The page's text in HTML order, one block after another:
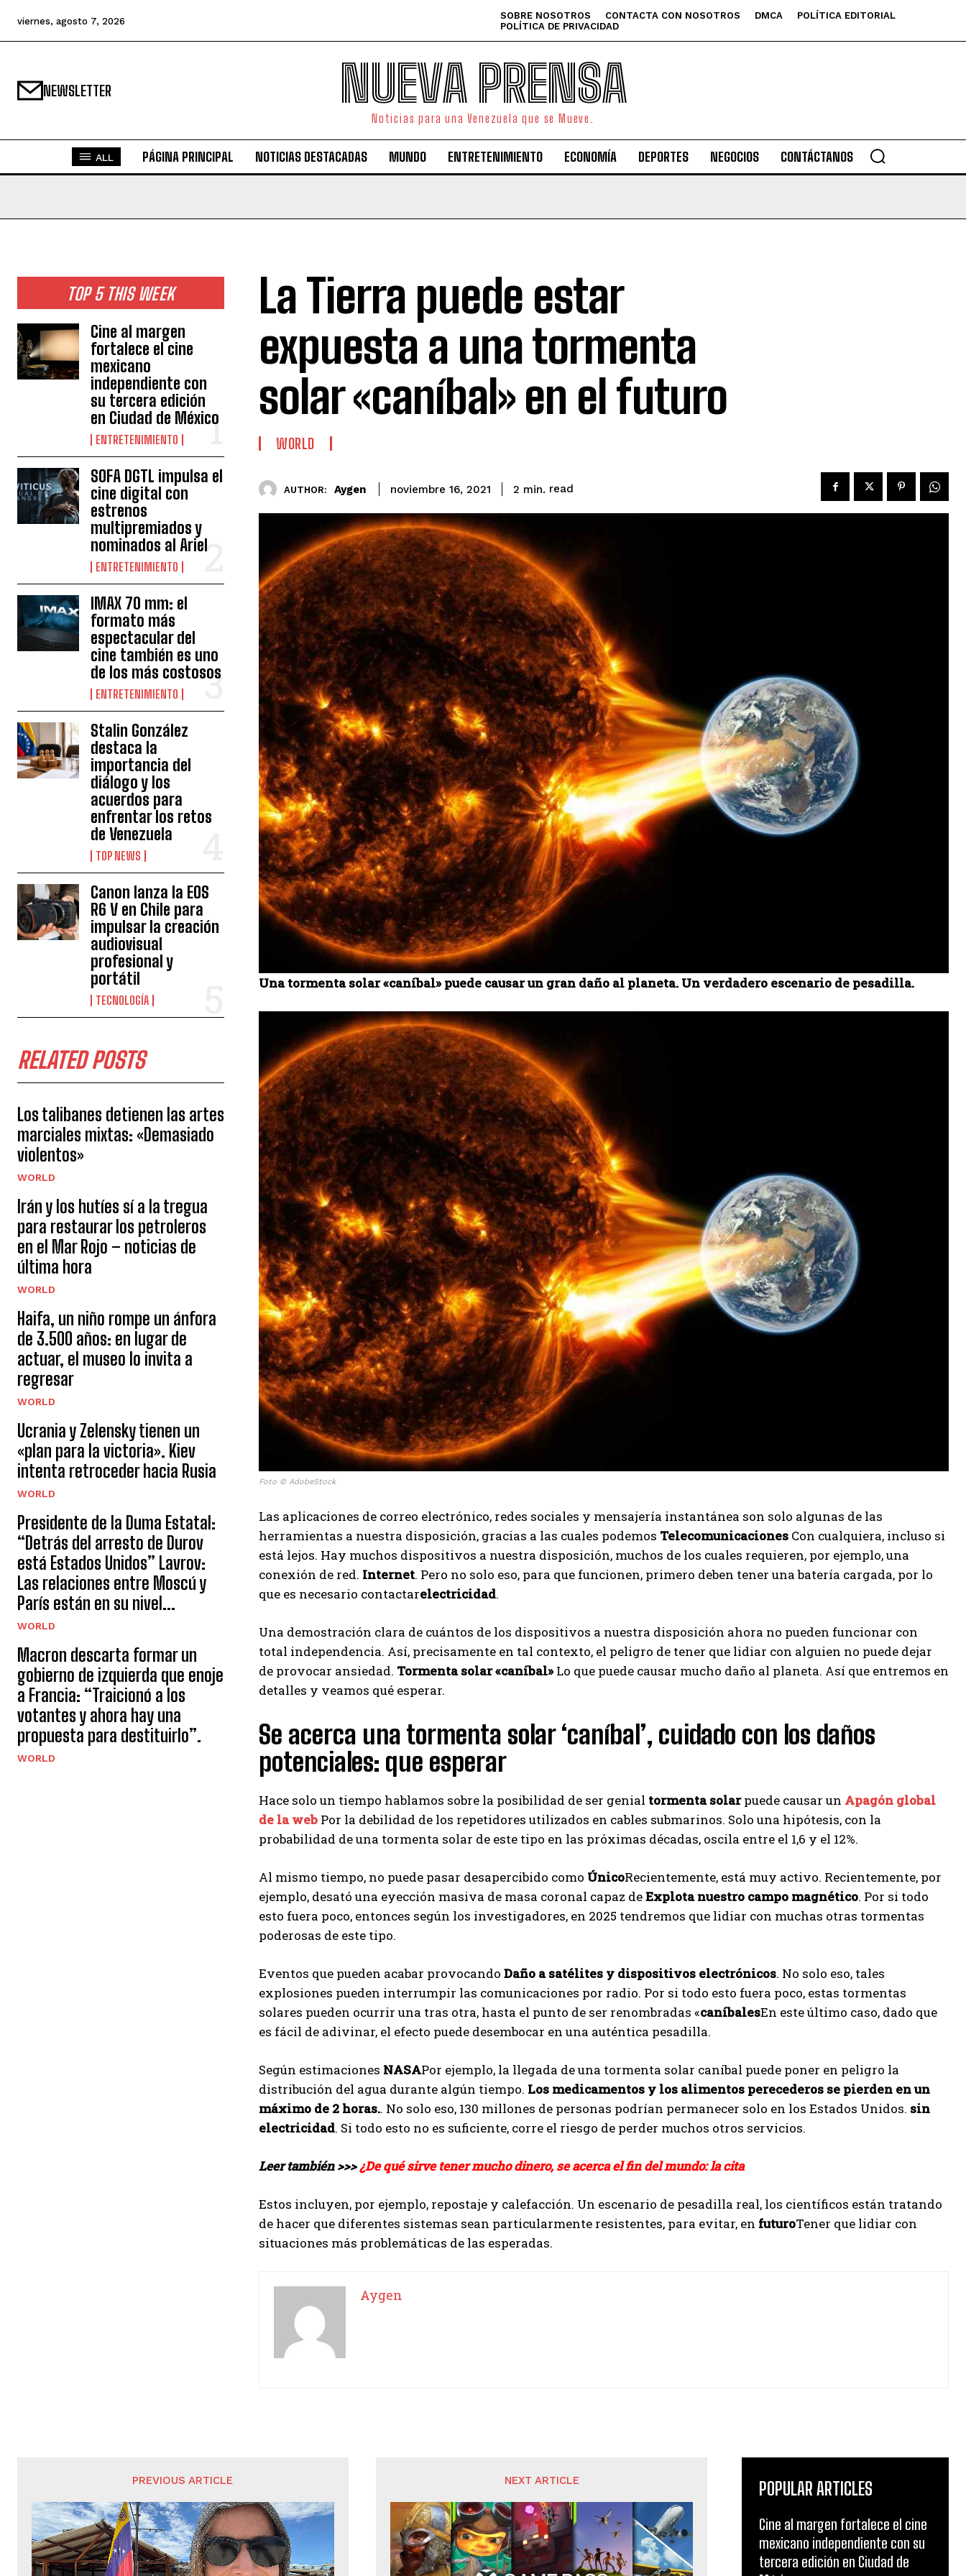
I WANT IN
I've read and accept thePrivacy Policy.
Aygen
viernes, agosto 7, 2026 SOBRE NOSOTROS CONTACTA CON NOSOTROS DMCA
POLÍTICA EDITORIAL
POLÍTICA DE PRIVACIDAD
NEWSLETTER NUEVA PRENSA
Noticias para una Venezuela que se Mueve.
ALL PÁGINA PRINCIPAL NOTICIAS DESTACADAS MUNDO ENTRETENIMIENTO ECONOMÍA DEPORTES NEGOCIOS CONTÁCTANOS
TOP 5 THIS WEEK
Cine al margen
fortalece el cine
mexicano
independiente con
su tercera edición
en Ciudad de México
ENTRETENIMIENTO
SOFA DGTL impulsa el
cine digital con
estrenos
multipremiados y
nominados al Ariel
ENTRETENIMIENTO
IMAX 70 mm: el
formato más
espectacular del
cine también es uno
de los más costosos
ENTRETENIMIENTO
Stalin González
destaca la
importancia del
diálogo y los
acuerdos para
enfrentar los retos
de Venezuela
TOP NEWS
Canon lanza la EOS
R6 V en Chile para
impulsar la creación
audiovisual
profesional y
portátil
TECNOLOGÍA
RELATED POSTS
Los talibanes detienen las artes
marciales mixtas: «Demasiado
violentos»
WORLD
Irán y los hutíes sí a la tregua
para restaurar los petroleros
en el Mar Rojo – noticias de
última hora
WORLD
Haifa, un niño rompe un ánfora
de 3.500 años: en lugar de
actuar, el museo lo invita a
regresar
WORLD
Ucrania y Zelensky tienen un
«plan para la victoria». Kiev
intenta retroceder hacia Rusia
WORLD
Presidente de la Duma Estatal:
“Detrás del arresto de Durov
está Estados Unidos” Lavrov:
Las relaciones entre Moscú y
París están en su nivel...
WORLD
Macron descarta formar un
gobierno de izquierda que enoje
a Francia: “Traicionó a los
votantes y ahora hay una
propuesta para destituirlo”.
WORLD
La Tierra puede estar
expuesta a una tormenta
solar «caníbal» en el futuro
WORLD
AUTHOR: Aygen noviembre 16, 2021 2 min. read
Una tormenta solar «caníbal» puede causar un gran daño al planeta. Un verdadero escenario de pesadilla.
Foto © AdobeStock
Las aplicaciones de correo electrónico, redes sociales y mensajería instantánea son solo algunas de las
herramientas a nuestra disposición, gracias a las cuales podemos Telecomunicaciones Con cualquiera, incluso si
está lejos. Hay muchos dispositivos a nuestra disposición, muchos de los cuales requieren, por ejemplo, una
conexión de red. Internet. Pero no solo eso, para que funcionen, primero deben tener una batería cargada, por lo
que es necesario contactarelectricidad.
Una demostración clara de cuántos de los dispositivos a nuestra disposición ahora no pueden funcionar con
total independencia. Así, precisamente en tal contexto, el peligro de tener que lidiar con alguien no puede dejar
de provocar ansiedad. Tormenta solar «caníbal»Lo que puede causar mucho daño al planeta. Así que entremos en
detalles y veamos qué esperar.
Se acerca una tormenta solar ‘caníbal’, cuidado con los daños
potenciales: que esperar
Hace solo un tiempo hablamos sobre la posibilidad de ser genial tormenta solarpuede causar un Apagón global
de la web Por la debilidad de los repetidores utilizados en cables submarinos. Solo una hipótesis, con la
probabilidad de una tormenta solar de este tipo en las próximas décadas, oscila entre el 1,6 y el 12%.
Al mismo tiempo, no puede pasar desapercibido como ÚnicoRecientemente, está muy activo. Recientemente, por
ejemplo, desató una eyección masiva de masa coronal capaz deExplota nuestro campo magnético. Por si todo
esto fuera poco, entonces según los investigadores, en 2025 tendremos que lidiar con muchas otras tormentas
poderosas de este tipo.
Eventos que pueden acabar provocando Daño a satélites y dispositivos electrónicos. No solo eso, tales
explosiones pueden interrumpir las comunicaciones por radio. Por si todo esto fuera poco, estas tormentas
solares pueden ocurrir una tras otra, hasta el punto de ser renombradas «caníbalesEn este último caso, dado que
es fácil de adivinar, el efecto puede desembocar en una auténtica pesadilla.
Según estimaciones NASAPor ejemplo, la llegada de una tormenta solar caníbal puede poner en peligro la
distribución del agua durante algún tiempo. Los medicamentos y los alimentos perecederos se pierden en un
máximo de 2 horas.. No solo eso, 130 millones de personas podrían permanecer solo en los Estados Unidos. sin
electricidad. Si todo esto no es suficiente, corre el riesgo de perder muchos otros servicios.
Leer también >>>¿De qué sirve tener mucho dinero, se acerca el fin del mundo: la cita
Estos incluyen, por ejemplo, repostaje y calefacción. Un escenario de pesadilla real, los científicos están tratando
de hacer que diferentes sistemas sean particularmente resistentes, para evitar, en futuroTener que lidiar con
situaciones más problemáticas de las esperadas.
Aygen
PREVIOUS ARTICLE NEXT ARTICLE POPULAR ARTICLES
Cine al margen fortalece el cine
mexicano independiente con su
tercera edición en Ciudad de